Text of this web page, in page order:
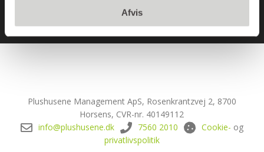
Afvis
Plushusene Management ApS, Rosenkrantzvej 2, 8700
Horsens, CVR-nr. 40149112
info@plushusene.dk
7560 2010 Cookie- og
privatlivspolitik